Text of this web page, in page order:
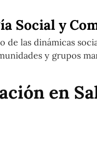
Social y
de las dinámicas
y grupos
en